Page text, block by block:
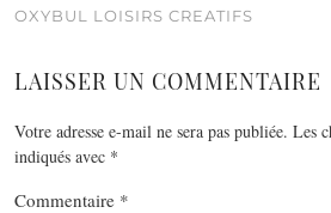
OXYBUL LOISIRS CREATIFS
LAISSER UN COMMENTAIRE
Votre adresse e-mail ne sera pas publiée. Les
indiqués avec *
Commentaire *